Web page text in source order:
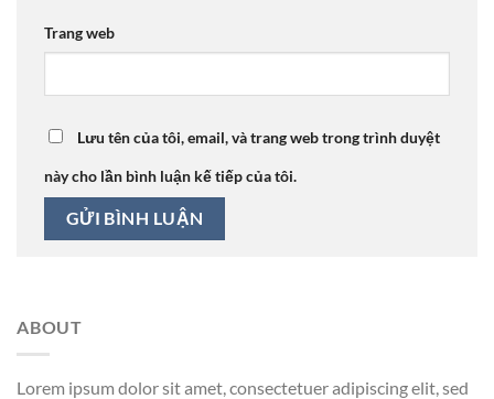
Trang web
Lưu tên của tôi, email, và trang web trong trình duyệt
này cho lần bình luận kế tiếp của tôi.
ABOUT
Lorem ipsum dolor sit amet, consectetuer adipiscing elit, sed